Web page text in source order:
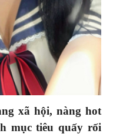
xã hội, nàng hot
mục tiêu quấy rối